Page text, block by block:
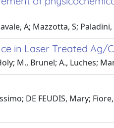
A; Mazzotta, S;
in Laser Treated Ag/
M., Brunel; A., Luches;
DE FEUDIS, Mary;